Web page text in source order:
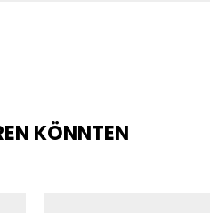
KÖNNTEN